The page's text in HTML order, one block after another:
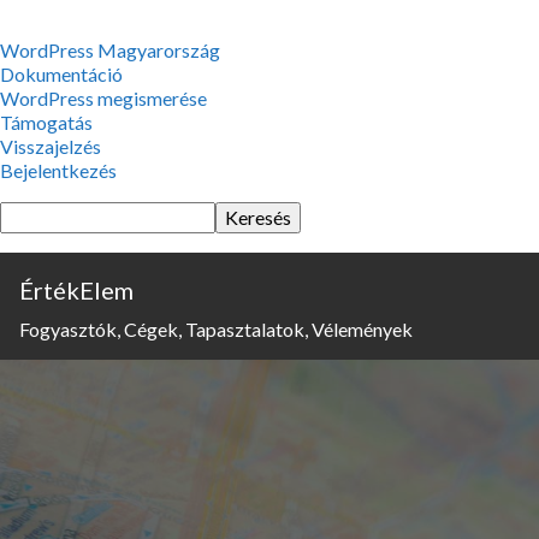
WordPress,
a
csodás
WordPress Magyarország
Dokumentáció
WordPress megismerése
Támogatás
Visszajelzés
Bejelentkezés
Keresés
ÉrtékElem
Fogyasztók, Cégek, Tapasztalatok, Vélemények